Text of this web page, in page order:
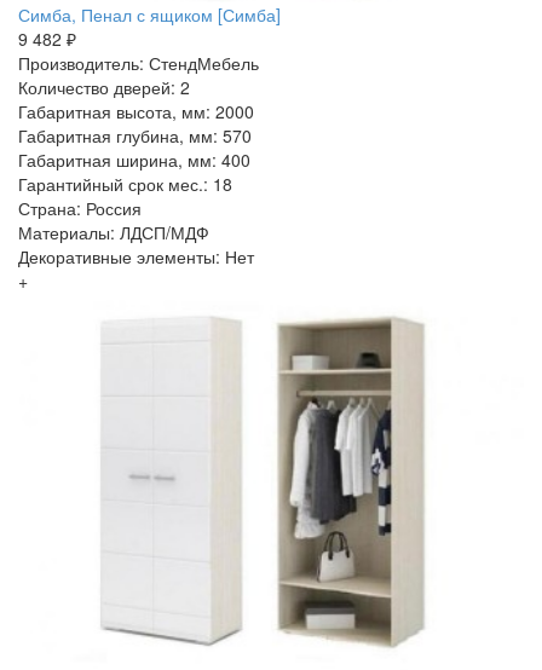
Симба, Пенал с ящиком [Симба]
9 482 ₽
Производитель: СтендМебель
Количество дверей: 2
Габаритная высота, мм: 2000
Габаритная глубина, мм: 570
Габаритная ширина, мм: 400
Гарантийный срок мес.: 18
Страна: Россия
Материалы: ЛДСП/МДФ
Декоративные элементы: Нет
+